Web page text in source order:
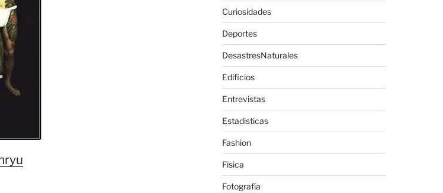
Curiosidades
Deportes
DesastresNaturales
Edificios
Entrevistas
Estadisticas
Fashion
Física
Fotografía